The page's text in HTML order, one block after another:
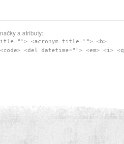
a atributy:
<acronym title=""> <b>
<del datetime=""> <em> <i> <q